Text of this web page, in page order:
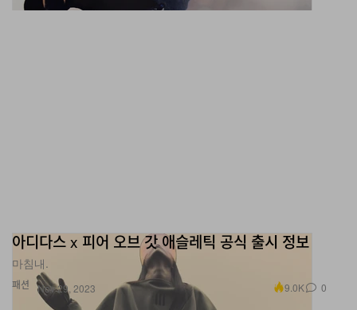
패션
아디다스 x 피어 오브 갓 애슬레틱 공식 출시 정보
마침내.
Nov 29, 2023 9.0K 0